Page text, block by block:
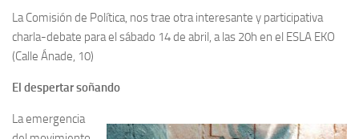
La Comisión de Política, nos trae otra interesante y participativa
charla-debate para el sábado 14 de abril, a las 20h en el ESLA EKO
(Calle Ánade, 10)
El despertar soñando
La emergencia